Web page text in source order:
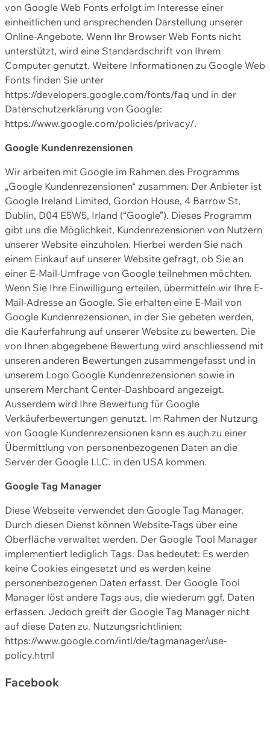
von Google Web Fonts erfolgt im Interesse einer
einheitlichen und ansprechenden Darstellung unserer
Online-Angebote. Wenn Ihr Browser Web Fonts nicht
unterstützt, wird eine Standardschrift von Ihrem
Computer genutzt. Weitere Informationen zu Google Web
Fonts finden Sie unter
https://developers.google.com/fonts/faq und in der
Datenschutzerklärung von Google:
https://www.google.com/policies/privacy/.
Google Kundenrezensionen
Wir arbeiten mit Google im Rahmen des Programms
„Google Kundenrezensionen“ zusammen. Der Anbieter ist
Google Ireland Limited, Gordon House, 4 Barrow St,
Dublin, D04 E5W5, Irland (“Google”). Dieses Programm
gibt uns die Möglichkeit, Kundenrezensionen von Nutzern
unserer Website einzuholen. Hierbei werden Sie nach
einem Einkauf auf unserer Website gefragt, ob Sie an
einer E-Mail-Umfrage von Google teilnehmen möchten.
Wenn Sie Ihre Einwilligung erteilen, übermitteln wir Ihre E-
Mail-Adresse an Google. Sie erhalten eine E-Mail von
Google Kundenrezensionen, in der Sie gebeten werden,
die Kauferfahrung auf unserer Website zu bewerten. Die
von Ihnen abgegebene Bewertung wird anschliessend mit
unseren anderen Bewertungen zusammengefasst und in
unserem Logo Google Kundenrezensionen sowie in
unserem Merchant Center-Dashboard angezeigt.
Ausserdem wird Ihre Bewertung für Google
Verkäuferbewertungen genutzt. Im Rahmen der Nutzung
von Google Kundenrezensionen kann es auch zu einer
Übermittlung von personenbezogenen Daten an die
Server der Google LLC. in den USA kommen.
Google Tag Manager
Diese Webseite verwendet den Google Tag Manager.
Durch diesen Dienst können Website-Tags über eine
Oberfläche verwaltet werden. Der Google Tool Manager
implementiert lediglich Tags. Das bedeutet: Es werden
keine Cookies eingesetzt und es werden keine
personenbezogenen Daten erfasst. Der Google Tool
Manager löst andere Tags aus, die wiederum ggf. Daten
erfassen. Jedoch greift der Google Tag Manager nicht
auf diese Daten zu. Nutzungsrichtlinien:
https://www.google.com/intl/de/tagmanager/use-
policy.html
Facebook